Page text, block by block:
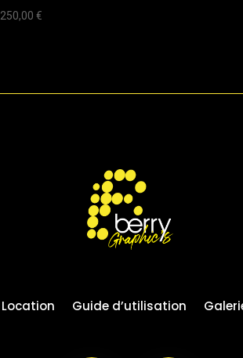
250,00 €
Location Guide d’utilisation